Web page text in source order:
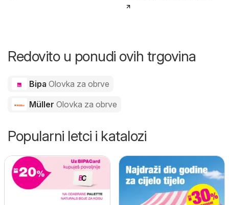
Redovito u ponudi ovih trgovina
Bipa Olovka za obrve
Müller Olovka za obrve
Popularni letci i katalozi